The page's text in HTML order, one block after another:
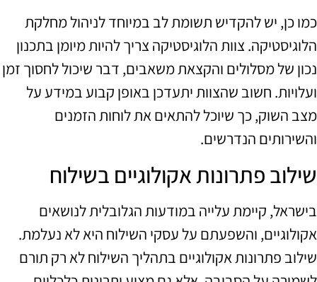
כמו כן, יש להקדיש תשומת לב במיוחד לניהול מחלקת
הלוגיסטיקה. צוות הלוגיסטיקה צריך להיות מיומן בתכנון
נכון של מסלולים והקצאת משאבים, דבר שיכול לחסוך זמן
ועלויות. חשוב שהצוות יתעדכן באופן קבוע במידע על
מצב השוק, כך שיוכל להתאים את לוחות הזמנים
והשירותים הנדרשים.
שילוב פתרונות אקולוגיים בשילוח
בישראל, קיימת עלייה במודעות הגלובלית לנושאים
אקולוגיים, והשפעתם על עסקי השילוח היא לא נעלמת.
שילוב פתרונות אקולוגיים בתהליך השילוח לא רק תורם